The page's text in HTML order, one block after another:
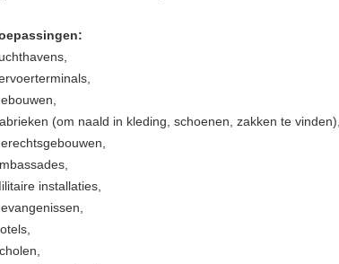
(om naald in kleding, schoenen, zakken te vinden),
installaties,